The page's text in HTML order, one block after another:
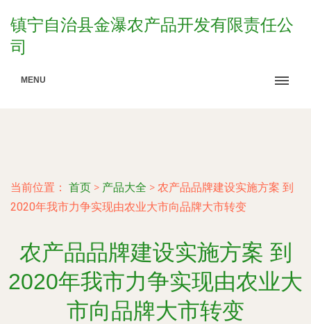
镇宁自治县金瀑农产品开发有限责任公
司
MENU
当前位置： 首页 > 产品大全 > 农产品品牌建设实施方案 到
2020年我市力争实现由农业大市向品牌大市转变
农产品品牌建设实施方案 到
2020年我市力争实现由农业大
市向品牌大市转变